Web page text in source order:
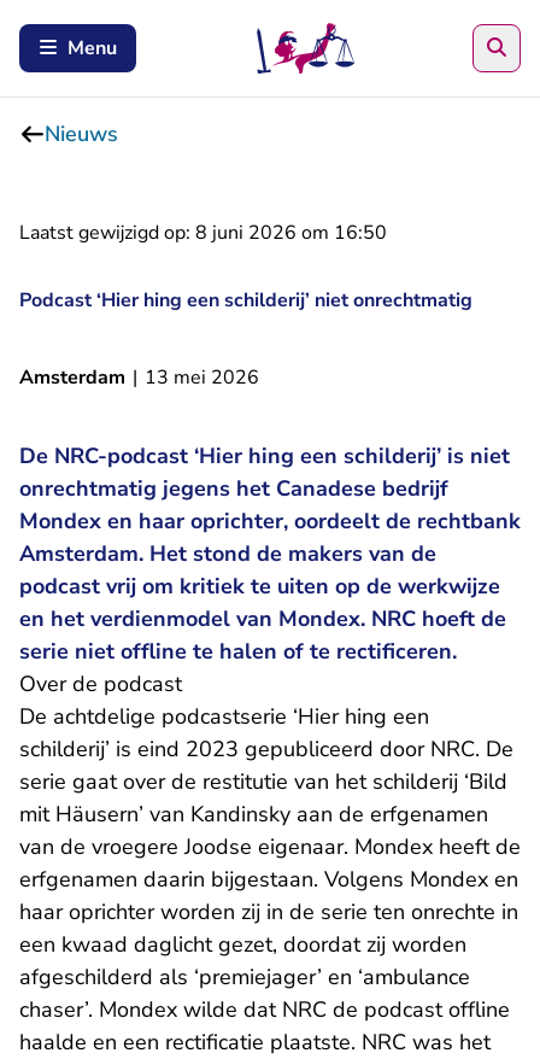
Menu
Nieuws
Laatst gewijzigd op: 8 juni 2026 om 16:50
Podcast ‘Hier hing een schilderij’ niet onrechtmatig
Amsterdam | 13 mei 2026
De NRC-podcast ‘Hier hing een schilderij’ is niet
onrechtmatig jegens het Canadese bedrijf
Mondex en haar oprichter, oordeelt de rechtbank
Amsterdam. Het stond de makers van de
podcast vrij om kritiek te uiten op de werkwijze
en het verdienmodel van Mondex. NRC hoeft de
serie niet offline te halen of te rectificeren.
Over de podcast
De achtdelige podcastserie ‘Hier hing een
schilderij’ is eind 2023 gepubliceerd door NRC. De
serie gaat over de restitutie van het schilderij ‘Bild
mit Häusern’ van Kandinsky aan de erfgenamen
van de vroegere Joodse eigenaar. Mondex heeft de
erfgenamen daarin bijgestaan. Volgens Mondex en
haar oprichter worden zij in de serie ten onrechte in
een kwaad daglicht gezet, doordat zij worden
afgeschilderd als ‘premiejager’ en ‘ambulance
chaser’. Mondex wilde dat NRC de podcast offline
haalde en een rectificatie plaatste. NRC was het